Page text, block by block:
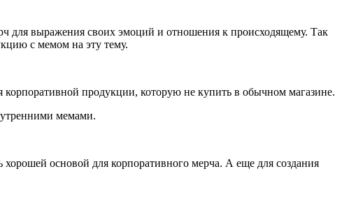
для выражения своих эмоций и отношения к происходящему. Так
с мемом на эту тему.
продукции, которую не купить в обычном магазине.
мемами.
основой для корпоративного мерча. А еще для создания